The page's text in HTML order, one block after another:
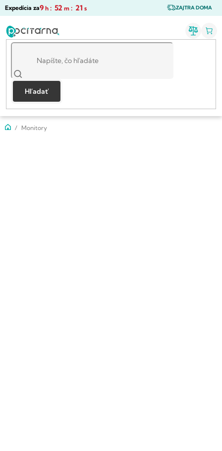
Prejsť
ZAJTRA DOMA
Expedícia za9 h : 52 m : 20 s
Hľadať
DomovMonitory